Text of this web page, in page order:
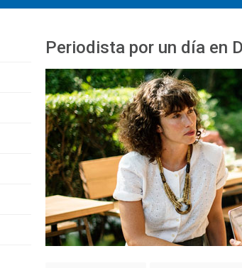
Periodista por un día en